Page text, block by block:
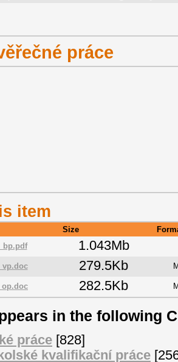
práce
item
Size
1.043Mb
279.5Kb
282.5Kb
in the following
práce [828]
kvalifikační práce